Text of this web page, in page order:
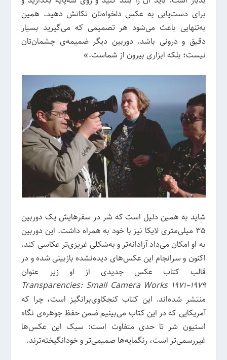
برای دست‌یابی به عکس دلخواه‌تان تکانش دهید. همین
به‌تنهایی باعث می‌شود هر تصمیمی که می‌گیرید بسیار
دقیق و درونی باشد. دوربین دیگر ضمیمه‌ی چشمان‌تان
نیست؛ بلکه ابزاری بیرون از شماست.»
شاید به همین دلیل است که شر در سفرهایش یک دوربین
35 میلی‌متری لایکا نیز با خود به همراه داشت. این دوربین
به او امکان می‌داد آزادانه‌تر و به‌شکلی غریزی‌تر عکاسی کند.
اکنون و سرانجام این عکس‌های دیده‌نشده بازبینی شده و در
قالب کتاب عکس جدیدی از او زیر عنوان
Transparencies: Small Camera Works 1971–1979
منتشر شده‌اند. این کتاب کنجکاوی‌برانگیز است، چرا که
آمریکایی که در این کتاب می‌بینیم ضمن حفظ جوهره‌ی نگاه
استیون شر تا حدی متفاوت است: سبک این عکس‌ها
غیررسمی‌تر است، رنگمایه‌ها صمیمی‌تر و خودانگیخته‌ترند.